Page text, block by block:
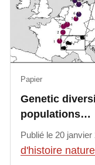
Genetic
populations…
Papier
Publié le 20 janvier
d'histoire